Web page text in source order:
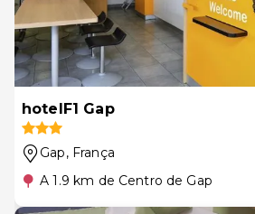
hotelF1 Gap
Gap, França
A 1.9 km de Centro de Gap